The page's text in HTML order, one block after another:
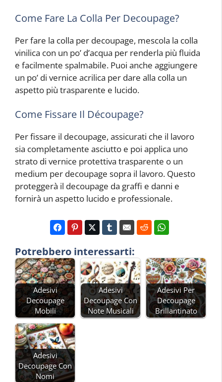
Come Fare La Colla Per Decoupage?
Per fare la colla per decoupage, mescola la colla
vinilica con un po’ d’acqua per renderla più fluida
e facilmente spalmabile. Puoi anche aggiungere
un po’ di vernice acrilica per dare alla colla un
aspetto più trasparente e lucido.
Come Fissare Il Découpage?
Per fissare il decoupage, assicurati che il lavoro
sia completamente asciutto e poi applica uno
strato di vernice protettiva trasparente o un
medium per decoupage sopra il lavoro. Questo
proteggerà il decoupage da graffi e danni e
fornirà un aspetto lucido e professionale.
Potrebbero interessarti:
Adesivi
Decoupage
Mobili
Adesivi
Decoupage Con
Note Musicali
Adesivi Per
Decoupage
Brillantinato
Adesivi
Decoupage Con
Nomi